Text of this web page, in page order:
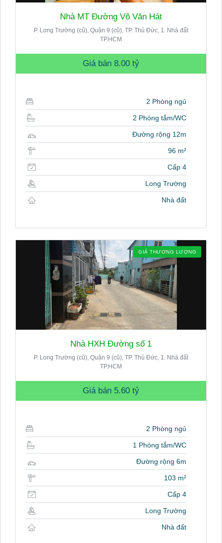
Nhà MT Đường Võ Văn Hát
P. Long Trường (cũ), Quận 9 (cũ), TP. Thủ Đức, 1. Nhà đất
TP.HCM
Giá bán 8.00 tỷ
2 Phòng ngủ
2 Phòng tắm/WC
Đường rộng 12m
96 m²
Cấp 4
Long Trường
Nhà đất
GIÁ THƯƠNG LƯỢNG
Nhà HXH Đường số 1
P. Long Trường (cũ), Quận 9 (cũ), TP. Thủ Đức, 1. Nhà đất
TP.HCM
Giá bán 5.60 tỷ
2 Phòng ngủ
1 Phòng tắm/WC
Đường rộng 6m
103 m²
Cấp 4
Long Trường
Nhà đất